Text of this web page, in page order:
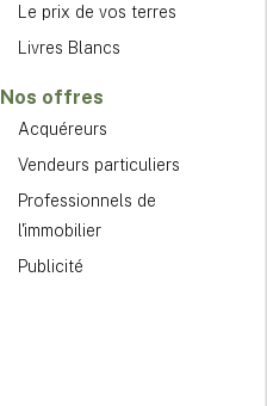
Le prix de vos terres
Livres Blancs
Nos offres
Acquéreurs
Vendeurs particuliers
Professionnels de
l'immobilier
Publicité